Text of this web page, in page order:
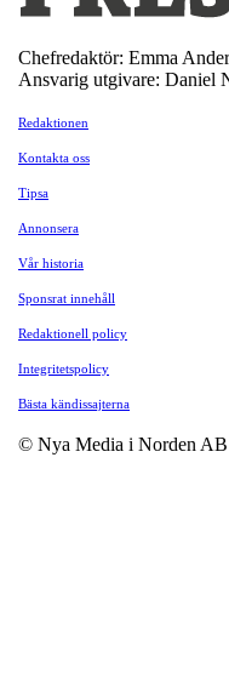
Chefredaktör: Emma
Ansvarig utgivare: Daniel
Redaktionen
Kontakta oss
Tipsa
Annonsera
Vår historia
Sponsrat innehåll
Redaktionell policy
Integritetspolicy
Bästa kändissajterna
© Nya Media i Norden AB